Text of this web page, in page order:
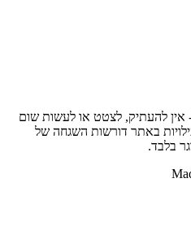
אין להעתיק, לצטט או לעשות שום
באתר דורשות השגחה של
בלבד.